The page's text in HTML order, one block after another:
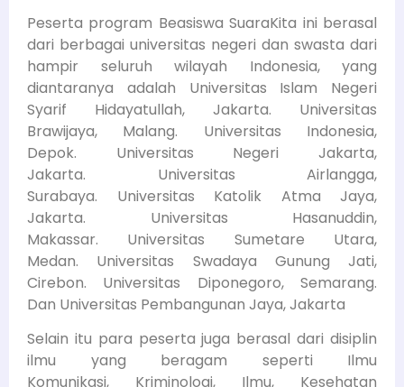
Peserta program Beasiswa SuaraKita ini berasal
dari berbagai universitas negeri dan swasta dari
hampir seluruh wilayah Indonesia, yang
diantaranya adalah Universitas Islam Negeri
Syarif Hidayatullah, Jakarta. Universitas
Brawijaya, Malang. Universitas Indonesia,
Depok. Universitas Negeri Jakarta,
Jakarta. Universitas Airlangga,
Surabaya. Universitas Katolik Atma Jaya,
Jakarta. Universitas Hasanuddin,
Makassar. Universitas Sumetare Utara,
Medan. Universitas Swadaya Gunung Jati,
Cirebon. Universitas Diponegoro, Semarang.
Dan Universitas Pembangunan Jaya, Jakarta
Selain itu para peserta juga berasal dari disiplin
ilmu yang beragam seperti Ilmu
Komunikasi, Kriminologi, Ilmu, Kesehatan